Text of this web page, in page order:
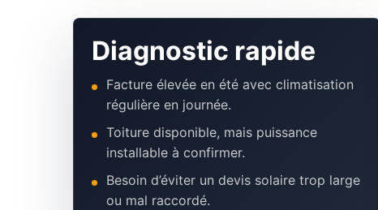
Diagnostic rapide
Facture élevée en été avec climatisation
régulière en journée.
Toiture disponible, mais puissance
installable à confirmer.
Besoin d’éviter un devis solaire trop large
ou mal raccordé.